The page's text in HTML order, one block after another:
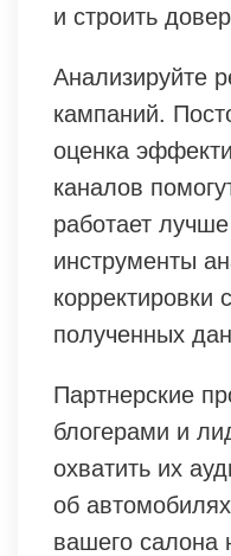
и строить
Анализируйте
кампаний.
оценка
каналов
работает
инструменты
корректировки
полученных
Партнерские
блогерами и
охватить их
об
вашего салона